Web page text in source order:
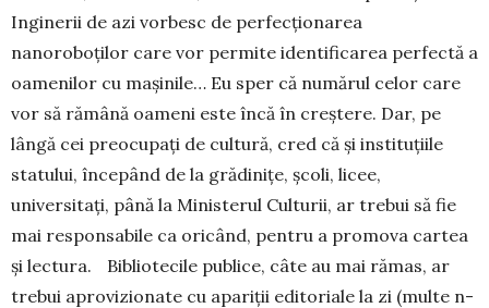
Inginerii de azi vorbesc de perfecționarea
nanoroboților care vor permite identificarea perfectă a
oamenilor cu mașinile… Eu sper că numărul celor care
vor să rămână oameni este încă în creștere. Dar, pe
lângă cei preocupați de cultură, cred că și instituțiile
statului, începând de la grădinițe, școli, licee,
universitați, până la Ministerul Culturii, ar trebui să fie
mai responsabile ca oricând, pentru a promova cartea
și lectura. Bibliotecile publice, câte au mai rămas, ar
trebui aprovizionate cu apariții editoriale la zi (multe n-